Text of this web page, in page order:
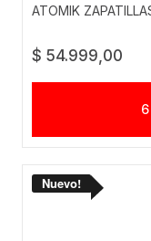
ATOMIK
$ 54.999,00